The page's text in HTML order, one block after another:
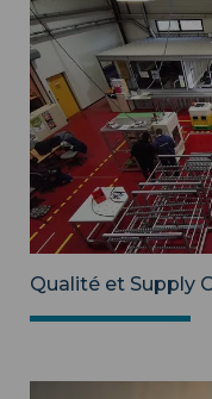
Qualité et Supply